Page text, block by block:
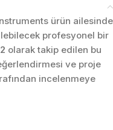
ürün ailesinde
profesyonel bir
olarak takip edilen bu
ve proje
incelenmeye